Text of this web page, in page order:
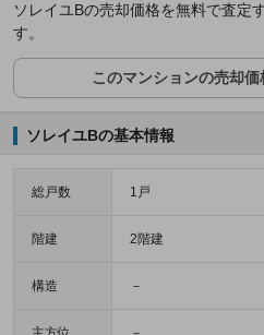
ソレイユBの売却価格を無料で査定
す。
このマンションの売却価
ソレイユBの基本情報
総戸数 1戸
階建 2階建
構造 －